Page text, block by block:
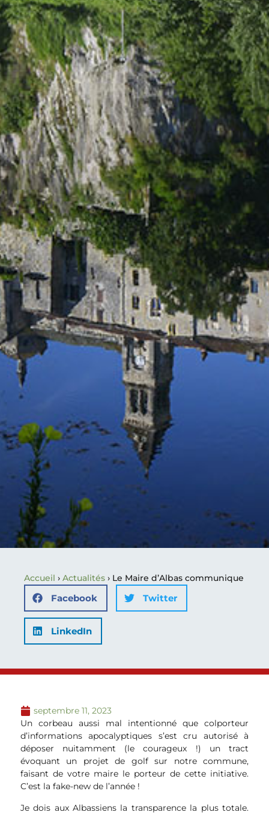
Accueil › Actualités › Le Maire d’Albas communique
Facebook Twitter
LinkedIn
septembre 11, 2023
Un corbeau aussi mal intentionné que colporteur
d’informations apocalyptiques s’est cru autorisé à
déposer nuitamment (le courageux !) un tract
évoquant un projet de golf sur notre commune,
faisant de votre maire le porteur de cette initiative.
C’est la fake-new de l’année !
Je dois aux Albassiens la transparence la plus totale.